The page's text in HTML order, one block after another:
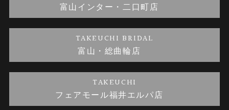
富山インター・二口町店
TAKEUCHI BRIDAL
富山・総曲輪店
TAKEUCHI
フェアモール福井エルパ店